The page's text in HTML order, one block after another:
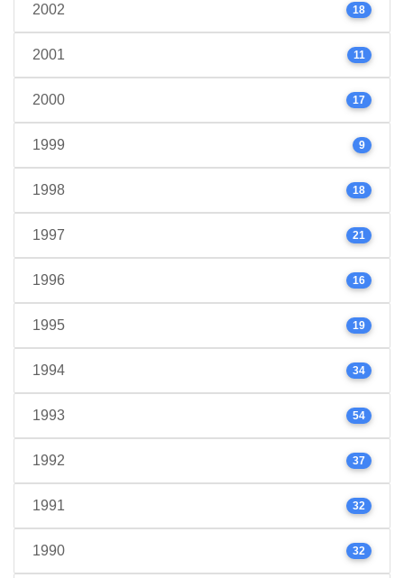
2002 18
2001 11
2000 17
1999 9
1998 18
1997 21
1996 16
1995 19
1994 34
1993 54
1992 37
1991 32
1990 32